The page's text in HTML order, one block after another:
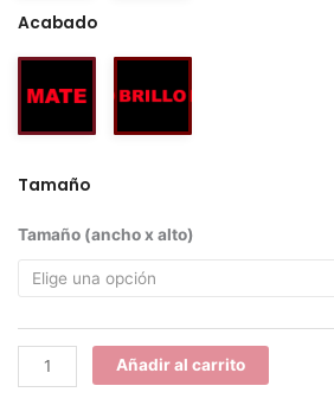
Acabado
Tamaño
Tamaño (ancho x alto)
KYB
cantidad
Añadir al carrito